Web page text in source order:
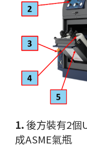
1. 後方裝有2個
成ASME氣瓶